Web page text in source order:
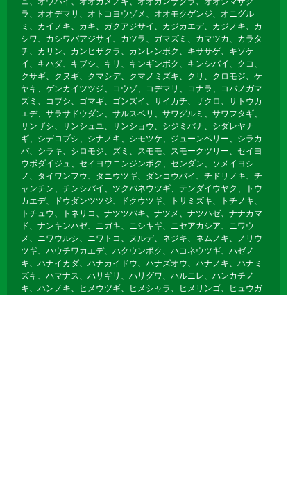
ラ、オオデマリ、オトコヨウゾメ、オオモクゲンジ、オニグル
ミ、カイノキ、カキ、ガクアジサイ、カジカエデ、カジノキ、カ
シワ、カシワバアジサイ、カツラ、ガマズミ、カマツカ、カラタ
チ、カリン、カンヒザクラ、カンレンボク、キササゲ、キソケ
イ、キハダ、キブシ、キリ、キンギンボク、キンシバイ、クコ、
クサギ、クヌギ、クマシデ、クマノミズキ、クリ、クロモジ、ケ
ヤキ、ゲンカイツツジ、コウゾ、コデマリ、コナラ、コバノガマ
ズミ、コブシ、ゴマギ、ゴンズイ、サイカチ、ザクロ、サトウカ
エデ、サラサドウダン、サルスベリ、サワグルミ、サワフタギ、
サンザシ、サンシュユ、サンショウ、シジミバナ、シダレヤナ
ギ、シデコブシ、シナノキ、シモツケ、ジューンベリー、シラカ
バ、シラキ、シロモジ、ズミ、スモモ、スモークツリー、セイヨ
ウボダイジュ、セイヨウニンジンボク、センダン、ソメイヨシ
ノ、タイワンフウ、タニウツギ、ダンコウバイ、チドリノキ、チ
ャンチン、チンシバイ、ツクバネウツギ、テンダイウヤク、トウ
カエデ、ドウダンツツジ、ドクウツギ、トサミズキ、トチノキ、
トチュウ、トネリコ、ナツツバキ、ナツメ、ナツハゼ、ナナカマ
ド、ナンキンハゼ、ニガキ、ニシキギ、ニセアカシア、ニワウ
メ、ニワウルシ、ニワトコ、ヌルデ、ネジキ、ネムノキ、ノリウ
ツギ、ハウチワカエデ、ハクウンボク、ハコネウツギ、ハゼノ
キ、ハナイカダ、ハナカイドウ、ハナズオウ、ハナノキ、ハナミ
ズキ、ハマナス、ハリギリ、ハリグワ、ハルニレ、ハンカチノ
キ、ハンノキ、ヒメウツギ、ヒメシャラ、ヒメリンゴ、ヒュウガ